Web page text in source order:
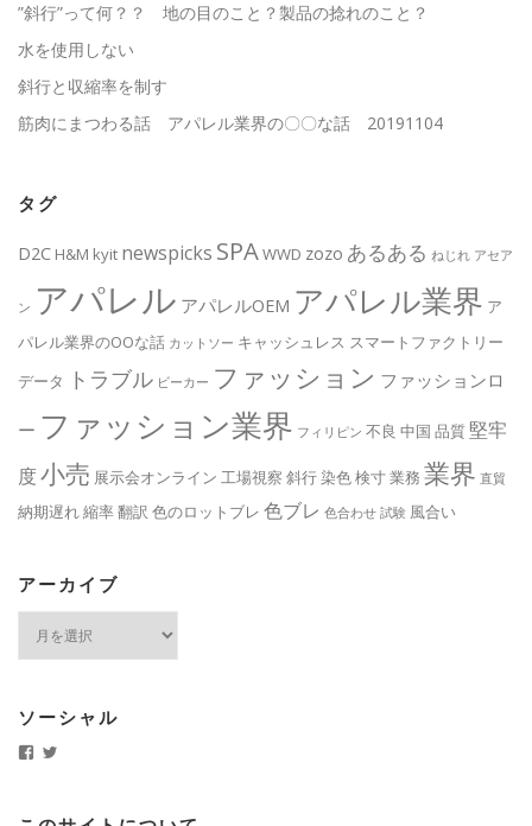
”斜行”って何？？ 地の目のこと？製品の捻れのこと？
水を使用しない
斜行と収縮率を制す
筋肉にまつわる話 アパレル業界の〇〇な話 20191104
タグ
D2C H&M kyit newspicks SPAWWD zozo あるある ねじれ アセア
ン アパレル アパレルOEM アパレル業界 ア
パレル業界のOOな話 カットソー キャッシュレス スマートファクトリー
データ
トラブル ビーカー ファッション ファッションロ
ー ファッション業界 フィリピン 不良 中国 品質 堅牢
度小売 展示会オンライン 工場視察 斜行染色検寸業務 業界 直貿
納期遅れ縮率翻訳 色のロットブレ 色ブレ 色合わせ 試験 風合い
アーカイブ
ブ
ソーシャル